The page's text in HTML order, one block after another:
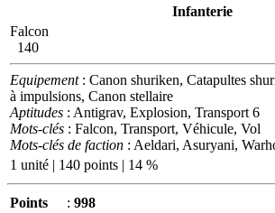
Infanterie
Falcon
140
Equipement: Canon shuriken, Catapultes
à impulsions, Canon stellaire
Aptitudes : Antigrav, Explosion, Transport 6
Mots-clés : Falcon, Transport, Véhicule, Vol
Mots-clés de faction : Aeldari, Asuryani,
1 unité | 140 points | 14 %
Points : 998